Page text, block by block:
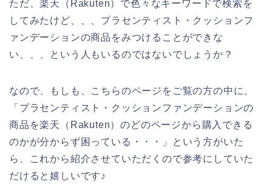
ただ、楽天（Rakuten）で色々なキーワードで検索を
してみたけど、、、プラセンティスト・クッションフ
ァンデーションの商品をみつけることができな
い、、、という人もいるのではないでしょうか？
なので、もしも、こちらのページをご覧の方の中に、
「プラセンティスト・クッションファンデーションの
商品を楽天（Rakuten）のどのページから購入できる
のかが分からず困っている・・・」という方がいた
ら、これから紹介させていただくので参考にしていた
だけると嬉しいです♪